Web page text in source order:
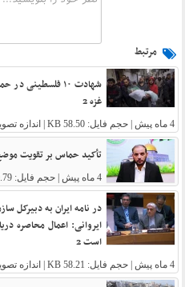
مرتبط
شهادت ۱۰
غزه 2
4 ماه پیش | حجم فایل: 58.50 KB | اندازه تصویر: 907 * 511
تأکید حماس بر تقویت موضع
4 ماه پیش | حجم فایل: 50.79 KB | اندازه تصویر: 1000 * 630
در نامه ایران به دبیرکل
ایروانی: اعمال محاصره
است 2
4 ماه پیش | حجم فایل: 58.21 KB | اندازه تصویر: 700 * 539